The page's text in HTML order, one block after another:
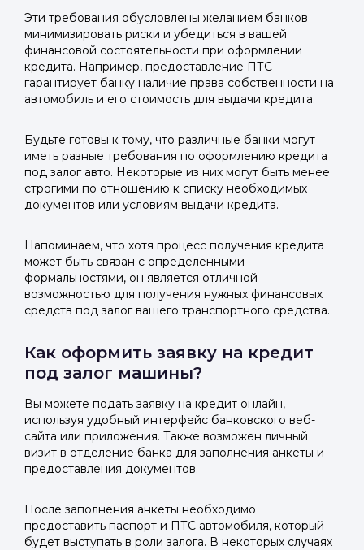
Войти в
Мы отправим код для входа на ваш
номер телефона.
Отправьте заявку через мессенджер-бот — магазины
увидят её и пришлют предложения. Фото, описание и
AI-оценка прямо в чате.
ВКонтакте
или подайте через форму на сайте
Войти в ЛК и заполнить форму
Отправьте заявку через мессенджер-бот — магазины
увидят её и пришлют предложения. Фото, описание и
AI-оценка прямо в чате.
ВКонтакте
или подайте через форму на сайте
Войти в ЛК и заполнить форму
Эти требования обусловлены желанием банков
минимизировать риски и убедиться в вашей
финансовой состоятельности при оформлении
кредита. Например, предоставление ПТС
гарантирует банку наличие права собственности на
автомобиль и его стоимость для выдачи кредита.
Будьте готовы к тому, что различные банки могут
иметь разные требования по оформлению кредита
под залог авто. Некоторые из них могут быть менее
строгими по отношению к списку необходимых
документов или условиям выдачи кредита.
Напоминаем, что хотя процесс получения кредита
может быть связан с определенными
формальностями, он является отличной
возможностью для получения нужных финансовых
средств под залог вашего транспортного средства.
Как оформить заявку на кредит
под залог машины?
Вы можете подать заявку на кредит онлайн,
используя удобный интерфейс банковского веб-
сайта или приложения. Также возможен личный
визит в отделение банка для заполнения анкеты и
предоставления документов.
После заполнения анкеты необходимо
предоставить паспорт и ПТС автомобиля, который
будет выступать в роли залога. В некоторых случаях